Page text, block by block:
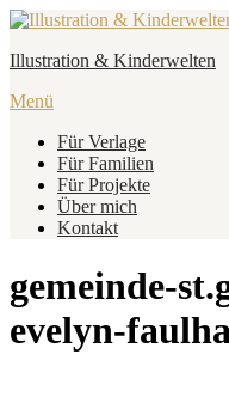
Zum
springen
Illustration & Kinderwelten
Menü
Für Verlage
Für Familien
Für Projekte
Über mich
Kontakt
gemeinde-
evelyn-